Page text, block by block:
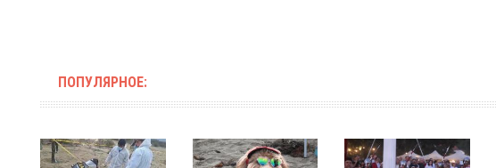
ПОПУЛЯРНОЕ: